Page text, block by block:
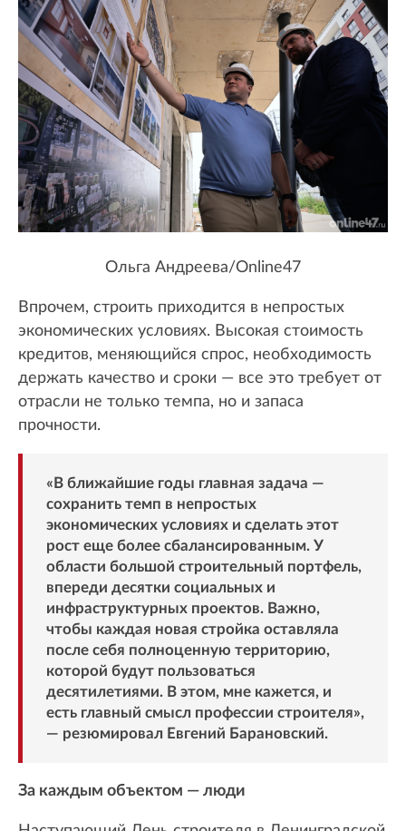
Ольга Андреева/Online47
Впрочем, строить приходится в непростых
экономических условиях. Высокая стоимость
кредитов, меняющийся спрос, необходимость
держать качество и сроки — все это требует от
отрасли не только темпа, но и запаса
прочности.
«В ближайшие годы главная задача —
сохранить темп в непростых
экономических условиях и сделать этот
рост еще более сбалансированным. У
области большой строительный портфель,
впереди десятки социальных и
инфраструктурных проектов. Важно,
чтобы каждая новая стройка оставляла
после себя полноценную территорию,
которой будут пользоваться
десятилетиями. В этом, мне кажется, и
есть главный смысл профессии строителя»,
— резюмировал Евгений Барановский.
За каждым объектом — люди